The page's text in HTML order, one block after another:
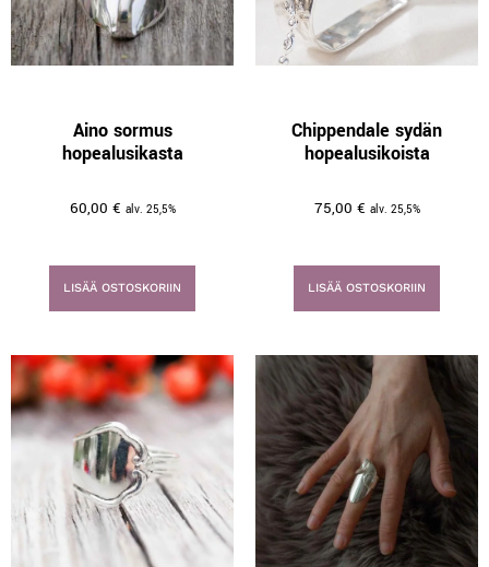
Aino sormus
hopealusikasta
60,00 € alv. 25,5%
LISÄÄ OSTOSKORIIN
Chippendale sydän
hopealusikoista
75,00 € alv. 25,5%
LISÄÄ OSTOSKORIIN